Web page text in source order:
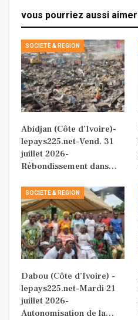
vous pourriez aussi aimer
SOCIETE & REGION
Abidjan (Côte d’Ivoire)-
lepays225.net-Vend. 31
juillet 2026-
Rébondissement dans…
SOCIETE & REGION
Dabou (Côte d’Ivoire) -
lepays225.net-Mardi 21
juillet 2026-
Autonomisation de la…